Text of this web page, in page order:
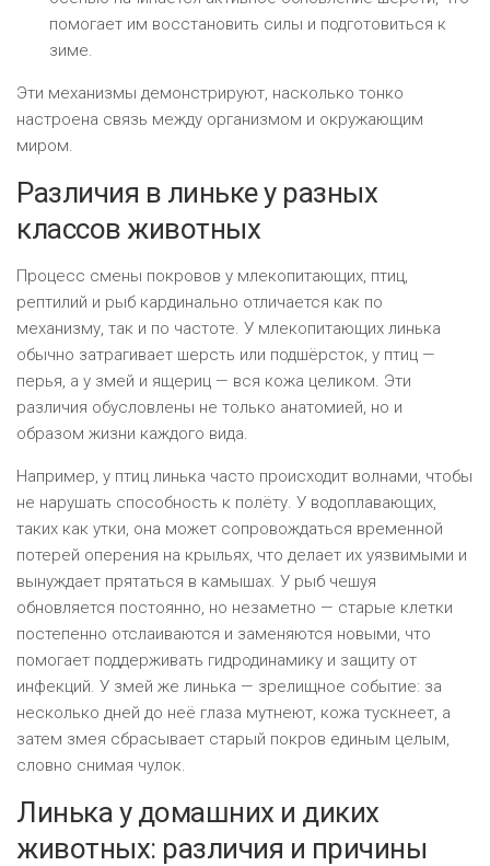
помогает им восстановить силы и подготовиться к
зиме.
Эти механизмы демонстрируют, насколько тонко
настроена связь между организмом и окружающим
миром.
Различия в линьке у разных
классов животных
Процесс смены покровов у млекопитающих, птиц,
рептилий и рыб кардинально отличается как по
механизму, так и по частоте. У млекопитающих линька
обычно затрагивает шерсть или подшёрсток, у птиц —
перья, а у змей и ящериц — вся кожа целиком. Эти
различия обусловлены не только анатомией, но и
образом жизни каждого вида.
Например, у птиц линька часто происходит волнами, чтобы
не нарушать способность к полёту. У водоплавающих,
таких как утки, она может сопровождаться временной
потерей оперения на крыльях, что делает их уязвимыми и
вынуждает прятаться в камышах. У рыб чешуя
обновляется постоянно, но незаметно — старые клетки
постепенно отслаиваются и заменяются новыми, что
помогает поддерживать гидродинамику и защиту от
инфекций. У змей же линька — зрелищное событие: за
несколько дней до неё глаза мутнеют, кожа тускнеет, а
затем змея сбрасывает старый покров единым целым,
словно снимая чулок.
Линька у домашних и диких
животных: различия и причины